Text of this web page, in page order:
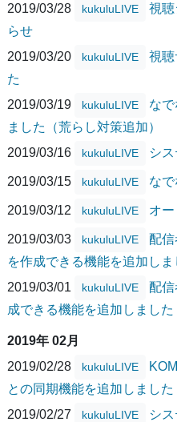
2019/03/28
kukuluLIVE
視
らせ
2019/03/20
kukuluLIVE
視聴
た
2019/03/19
kukuluLIVE
な
ました（荒らし対策追加）
2019/03/16
kukuluLIVE シ
2019/03/15 kukuluLIVE な
2019/03/12 kukuluLIVE オ
2019/03/03 kukuluLIVE
配
を作成できる機能を追加しま
2019/03/01
kukuluLIVE
配
成できる機能を追加しました
2019年 02月
2019/02/28
kukuluLIVE
との同期機能を追加しました
2019/02/27
kukuluLIVE シ